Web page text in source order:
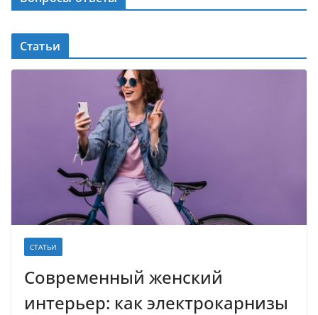
Статьи
СТАТЬИ
Современный женский
интерьер: как электрокарнизы